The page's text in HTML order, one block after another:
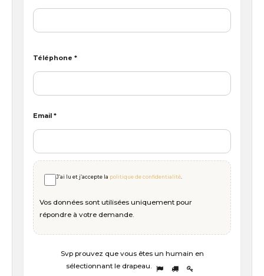
Téléphone *
Email *
J’ai lu et j’accepte la politique de confidentialité
Vos données sont utilisées uniquement pour
répondre à votre demande.
Svp prouvez que vous êtes un humain en
sélectionnant le drapeau. Svp